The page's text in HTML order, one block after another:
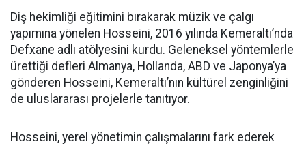
Diş hekimliği eğitimini bırakarak müzik ve çalgı
yapımına yönelen Hosseini, 2016 yılında Kemeraltı’nda
Defxane adlı atölyesini kurdu. Geleneksel yöntemlerle
ürettiği defleri Almanya, Hollanda, ABD ve Japonya’ya
gönderen Hosseini, Kemeraltı’nın kültürel zenginliğini
de uluslararası projelerle tanıtıyor.
Hosseini, yerel yönetimin çalışmalarını fark ederek